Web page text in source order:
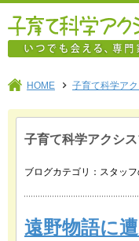
HOME 子育て科学ア
子育て科学アクシ
ブログカテゴリ：スタッ
遠野物語に